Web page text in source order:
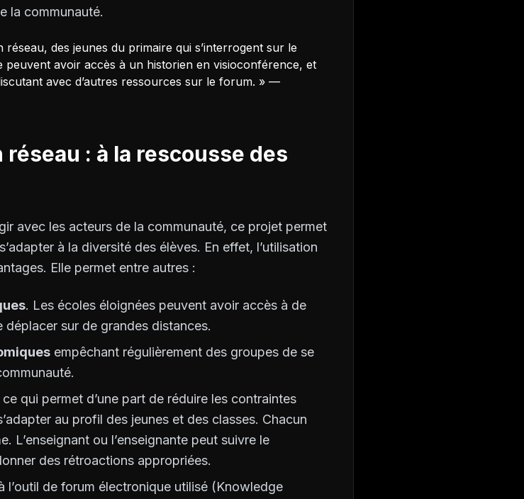
la communauté.
des jeunes du primaire qui s’interrogent sur le
avoir accès à un historien en visioconférence, et
avec d’autres ressources sur le forum. » —
: à la rescousse des
avec les acteurs de la communauté, ce projet permet
à la diversité des élèves. En effet, l’utilisation
Elle permet entre autres :
. Les écoles éloignées peuvent avoir accès à de
sur de grandes distances.
empêchant régulièrement des groupes de se
ce qui permet d’une part de réduire les contraintes
au profil des jeunes et des classes. Chacun
L’enseignant ou l’enseignante peut suivre le
des rétroactions appropriées.
l’outil de forum électronique utilisé (Knowledge